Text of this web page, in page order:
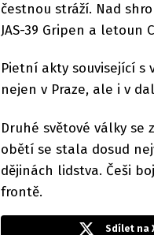
čestnou stráží. Nad
JAS-39 Gripen a letoun
Pietní akty související s
nejen v Praze, ale i v
Druhé světové války se
obětí se stala dosud
dějinách lidstva. Češi
frontě.
Sdílet na